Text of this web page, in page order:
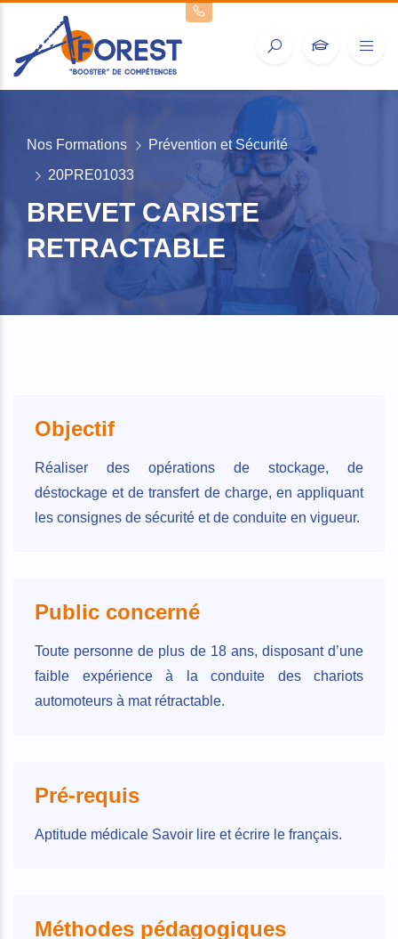
Nos Formations
Prévention et Sécurité
20PRE01033
BREVET CARISTE
RETRACTABLE
Objectif
Réaliser des opérations de stockage, de
déstockage et de transfert de charge, en appliquant
les consignes de sécurité et de conduite en vigueur.
Public concerné
Toute personne de plus de 18 ans, disposant d’une
faible expérience à la conduite des chariots
automoteurs à mat rétractable.
Pré-requis
Aptitude médicale Savoir lire et écrire le français.
Méthodes pédagogiques